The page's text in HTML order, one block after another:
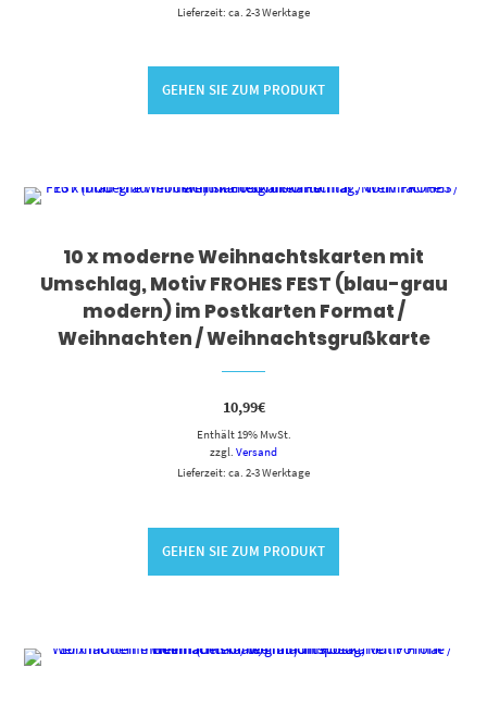
Lieferzeit: ca. 2-3 Werktage
GEHEN SIE ZUM PRODUKT
10 x moderne Weihnachtskarten mit
Umschlag, Motiv FROHES FEST (blau-grau
modern) im Postkarten Format /
Weihnachten / Weihnachtsgrußkarte
10,99€
Enthält 19% MwSt.
zzgl. Versand
Lieferzeit: ca. 2-3 Werktage
GEHEN SIE ZUM PRODUKT